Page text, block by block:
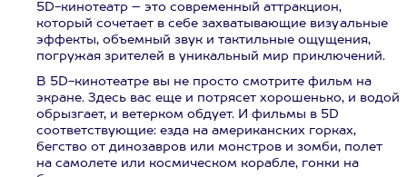
5D-кинотеатр – это современный аттракцион,
который сочетает в себе захватывающие визуальные
эффекты, объемный звук и тактильные ощущения,
погружая зрителей в уникальный мир приключений.
В 5D-кинотеатре вы не просто смотрите фильм на
экране. Здесь вас еще и потрясет хорошенько, и водой
обрызгает, и ветерком обдует. И фильмы в 5D
соответствующие: езда на американских горках,
бегство от динозавров или монстров и зомби, полет
на самолете или космическом корабле, гонки на